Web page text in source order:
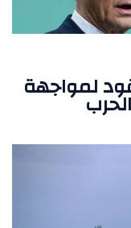
لمواجهة